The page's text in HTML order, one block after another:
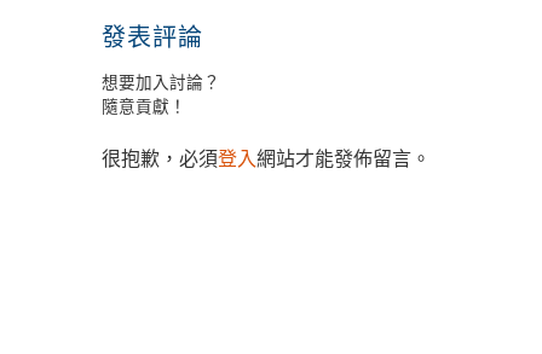
發表評論
想要加入討論？
隨意貢獻！
很抱歉，必須登入網站才能發佈留言。